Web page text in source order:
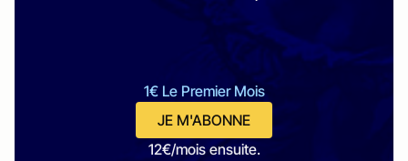
1€ Le Premier Mois
JE M'ABONNE
12€/mois ensuite.